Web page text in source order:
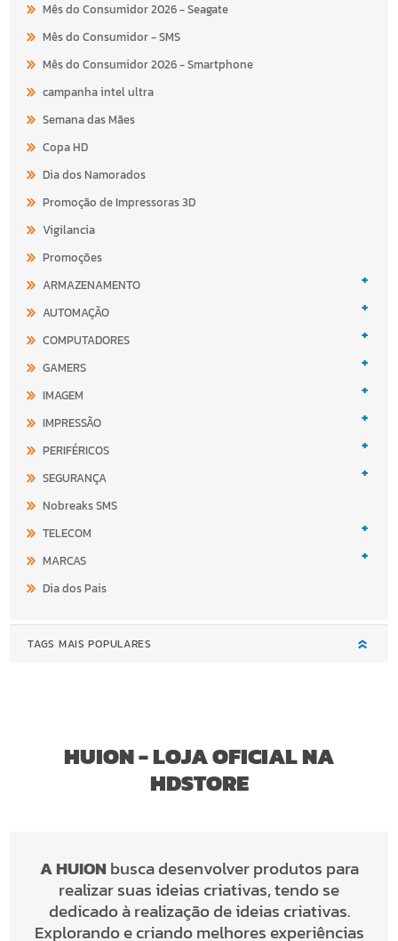
Mês do Consumidor 2026 - Seagate
Mês do Consumidor - SMS
Mês do Consumidor 2026 - Smartphone
campanha intel ultra
Semana das Mães
Copa HD
Dia dos Namorados
Promoção de Impressoras 3D
Vigilancia
Promoções
ARMAZENAMENTO
+
AUTOMAÇÃO +
COMPUTADORES +
GAMERS +
IMAGEM +
IMPRESSÃO +
PERIFÉRICOS +
SEGURANÇA +
Nobreaks SMS
TELECOM
+
MARCAS +
Dia dos Pais
TAGS MAIS POPULARES
HUION - LOJA OFICIAL NA
HDSTORE
A HUION busca desenvolver produtos para
realizar suas ideias criativas, tendo se
dedicado à realização de ideias criativas.
Explorando e criando melhores experiências